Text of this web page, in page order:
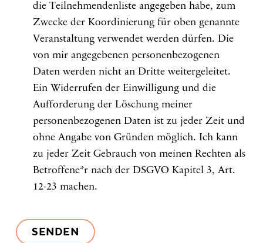
die Teilnehmendenliste angegeben habe, zum
Zwecke der Koordinierung für oben genannte
Veranstaltung verwendet werden dürfen. Die
von mir angegebenen personenbezogenen
Daten werden nicht an Dritte weitergeleitet.
Ein Widerrufen der Einwilligung und die
Aufforderung der Löschung meiner
personenbezogenen Daten ist zu jeder Zeit und
ohne Angabe von Gründen möglich. Ich kann
zu jeder Zeit Gebrauch von meinen Rechten als
Betroffene*r nach der DSGVO Kapitel 3, Art.
12-23 machen.
SENDEN